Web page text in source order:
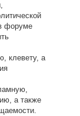
форуме
клевету, а
а также